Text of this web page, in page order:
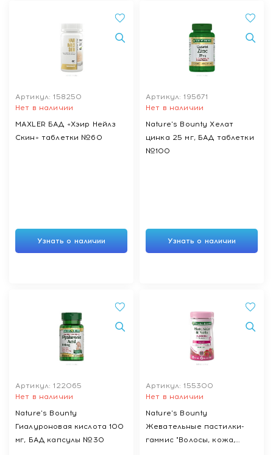
Артикул: 158250
Нет в наличии
MAXLER БАД «Хэир Нейлз
Скин» таблетки №60
Узнать о наличии
Артикул: 195671
Нет в наличии
Nature's Bounty Хелат
цинка 25 мг, БАД таблетки
№100
Узнать о наличии
Артикул: 122065
Нет в наличии
Nature's Bounty
Гиалуроновая кислота 100
мг, БАД капсулы №30
Артикул: 155300
Нет в наличии
Naturе's Bounty
Жевательные пастилки-
гаммис "Волосы, кожа,